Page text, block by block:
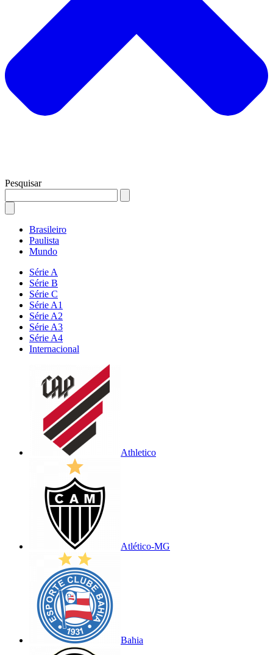
Pesquisar
Brasileiro
Paulista
Mundo
Série A
Série B
Série C
Série A1
Série A2
Série A3
Série A4
Internacional
Athletico
Atlético-MG
Bahia